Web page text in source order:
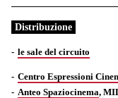
Distribuzione
le sale del circuito
Centro Espressioni
Anteo Spaziocinema,